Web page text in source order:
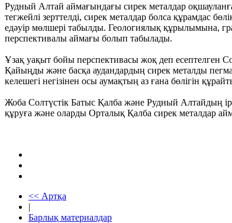
Рудный Алтай аймағындағы сирек металдар
тегжейлі зерттелді, сирек металдар болса құрамдас
едәуір мөлшері табылды. Геологиялық құрылымына,
перспективалы аймағы болып табылады.
Ұзақ уақыт бойы перспективасы жоқ деп есептелген
Қайыңды және басқа аудандардың сирек металды
келешегі негізінен осы аумақтың аз ғана бөлігін
Жоба Солтүстік Батыс Қалба және Рудный Алтайдың
құруға және оларды Орталық Қалба сирек металдар
<< Артқа
|
Барлық материалдар